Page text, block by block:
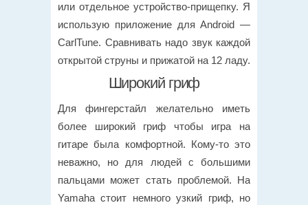
или отдельное устройство-прищепку. Я
использую приложение для Android —
CarlTune. Сравнивать надо звук каждой
открытой струны и прижатой на 12 ладу.
Широкий гриф
Для фингерстайл желательно иметь
более широкий гриф чтобы игра на
гитаре была комфортной. Кому-то это
неважно, но для людей с большими
пальцами может стать проблемой. На
Yamaha стоит немного узкий гриф, но